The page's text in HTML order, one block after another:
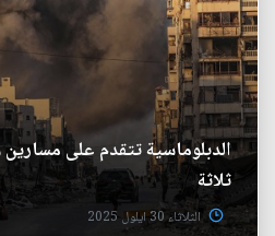
الدبلوماسية تتقدم على
ثلاثة
الثلاثاء 30 ايلول 2025